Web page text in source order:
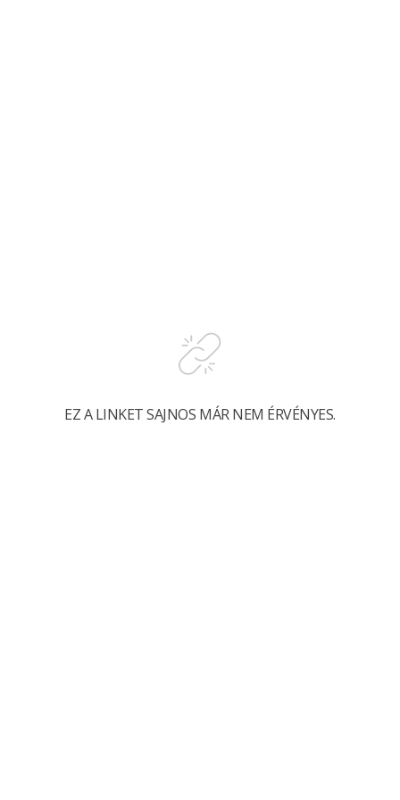
EZ A LINKET SAJNOS MÁR NEM ÉRVÉNYES.